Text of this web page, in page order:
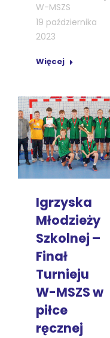
W-MSZS
19 października
2023
Więcej
Igrzyska
Młodzieży
Szkolnej –
Finał
Turnieju
W-MSZS w
piłce
ręcznej